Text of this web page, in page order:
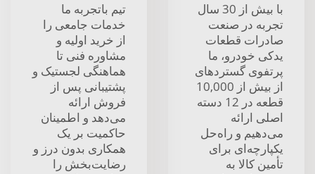
با بیش از 30 سال
تجربه در صنعت
صادرات قطعات
یدکی خودرو، ما
پرتفوی گستردهای
از بیش از 10,000
قطعه در 12 دسته
اصلی ارائه
می‌دهیم و راه‌حل
یکپارچه‌ای برای
تأمین کالا به
تیم باتجربه ما
خدمات جامعی را
از خرید اولیه و
مشاوره فنی تا
هماهنگی لجستیک و
پشتیبانی پس از
فروش ارائه
می‌دهد و اطمینان
حاکمیت بر یک
همکاری بدون درز و
رضایت‌بخش را